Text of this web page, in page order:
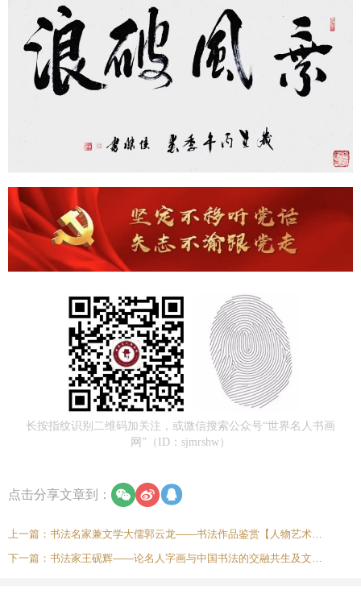
长按指纹识别二维码加关注，或微信搜索公众号“世界名人书画
网”（ID：sjmrshw）
点击分享文章到：
上一篇：
书法名家兼文学大儒郭云龙——书法作品鉴赏【人物艺术专访】
下一篇：
书法家王砚辉——论名人字画与中国书法的交融共生及文化价值探析